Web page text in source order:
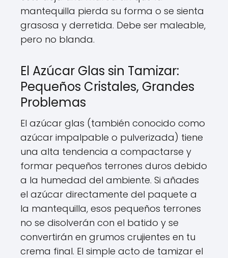
mantequilla pierda su forma o se sienta
grasosa y derretida. Debe ser maleable,
pero no blanda.
El Azúcar Glas sin Tamizar:
Pequeños Cristales, Grandes
Problemas
El azúcar glas (también conocido como
azúcar impalpable o pulverizada) tiene
una alta tendencia a compactarse y
formar pequeños terrones duros debido
a la humedad del ambiente. Si añades
el azúcar directamente del paquete a
la mantequilla, esos pequeños terrones
no se disolverán con el batido y se
convertirán en grumos crujientes en tu
crema final. El simple acto de tamizar el